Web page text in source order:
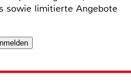
sowie limitierte Angebote